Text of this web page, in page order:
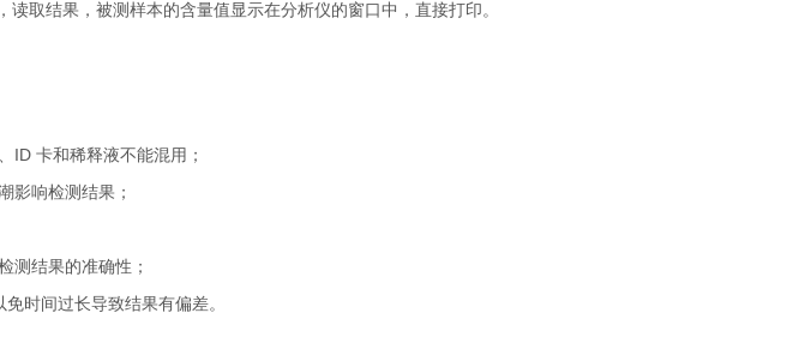
取结果，被测样本的含量值显示在分析仪的窗口中，直接打印。
ID 卡和稀释液不能混用；
影响检测结果；
测结果的准确性；
时间过长导致结果有偏差。